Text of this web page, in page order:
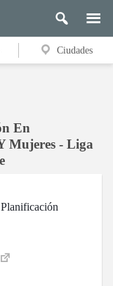
Ciudades
En
Mujeres - Liga